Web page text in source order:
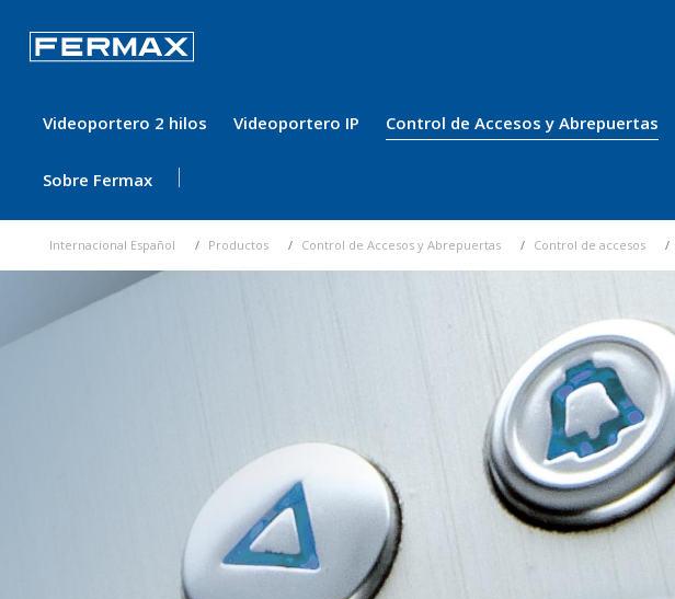
Videoportero 2 hilos Videoportero IP Control de Accesos y Abrepuertas
Sobre Fermax
Internacional Español Productos Control de Accesos y Abrepuertas Control de accesos